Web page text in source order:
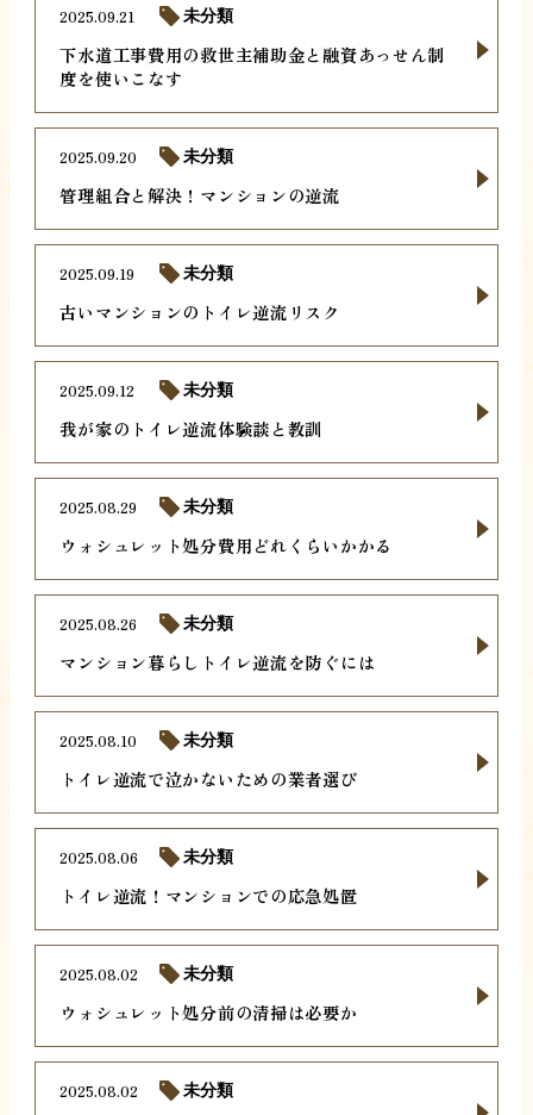
下水道工事費用の救世主補助金と融資あっせん制
度を使いこなす
2025.09.21 未分類
管理組合と解決！マンションの逆流
2025.09.20 未分類
古いマンションのトイレ逆流リスク
2025.09.19 未分類
我が家のトイレ逆流体験談と教訓
2025.09.12 未分類
ウォシュレット処分費用どれくらいかかる
2025.08.29 未分類
マンション暮らしトイレ逆流を防ぐには
2025.08.26 未分類
トイレ逆流で泣かないための業者選び
2025.08.10 未分類
トイレ逆流！マンションでの応急処置
2025.08.06 未分類
ウォシュレット処分前の清掃は必要か
2025.08.02 未分類
2025.08.02 未分類